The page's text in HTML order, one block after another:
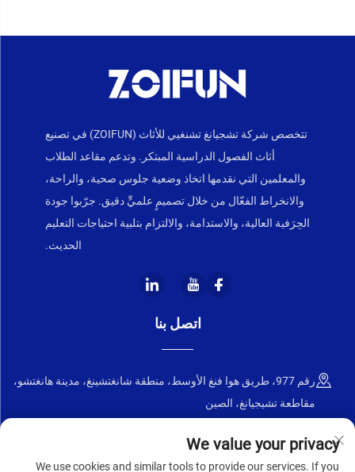
تتخصص شركة تشجيانغ تشنغيي للأثاث (ZOIFUN) في تصنيع
أثاث الفصول الدراسية المبتكر. وتدعم مقاعد الطلاب
والمعلمين التي نقدمها اتخاذ وضعية جلوس صحية، والراحة،
والانخراط الفعّال من خلال تصميمٍ علميٍّ دقيق. جرّبوا جودة
الحِرَفية العالية، والاستدامة، والالتزام بتلبية احتياجات التعليم
الحديث.
اتصل بنا
رقم 977، طريق هوا فنغ الأوسط، منطقة شانغتشينغ، مدينة هانغتشو،
مقاطعة تشيجيانغ، الصين
+86-18668589258
We value your privacy
We use cookies and similar tools to provide our services. If you